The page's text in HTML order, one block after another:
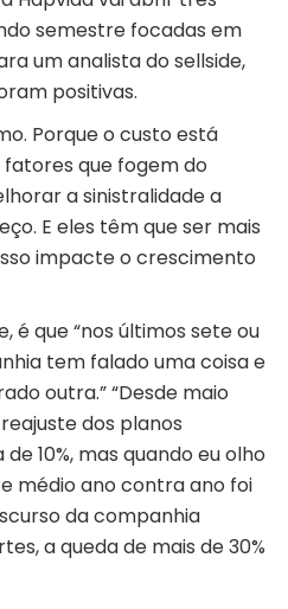
semestre focadas em
um analista do sellside,
positivas.
Porque o custo está
que fogem do
a sinistralidade a
E eles têm que ser mais
impacte o crescimento
é que “nos últimos sete ou
tem falado uma coisa e
outra.” “Desde maio
dos planos
10%, mas quando eu olho
médio ano contra ano foi
da companhia
a queda de mais de 30%